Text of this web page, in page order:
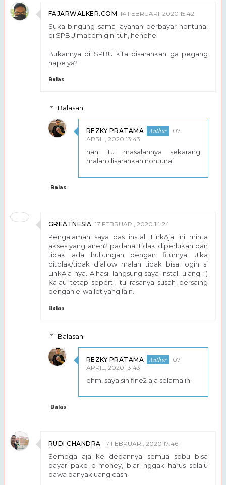
FAJARWALKER.COM 14 FEBRUARI, 2020 15:42
Suka bingung sama layanan berbayar nontunai
di SPBU macem gini tuh, hehehe.
Bukannya di SPBU kita disarankan ga pegang
hape ya?
Balas
Balasan
REZKY PRATAMA
07
APRIL, 2020 13:43
nah itu masalahnya sekarang
malah disarankan nontunai
Balas
GREATNESIA 17 FEBRUARI, 2020 14:24
Pengalaman saya pas install LinkAja ini minta
akses yang aneh2 padahal tidak diperlukan dan
tidak ada hubungan dengan fiturnya. Jika
ditolak/tidak diallow malah tidak bisa login si
LinkAja nya. Alhasil langsung saya install ulang. :)
Kalau tetap seperti itu rasanya susah bersaing
dengan e-wallet yang lain.
Balas
Balasan
REZKY PRATAMA
07
APRIL, 2020 13:43
ehm, saya sih fine2 aja selama ini
Balas
RUDI CHANDRA 17 FEBRUARI, 2020 17:46
Semoga aja ke depannya semua spbu bisa
bayar pake e-money, biar nggak harus selalu
bawa banyak uang cash.